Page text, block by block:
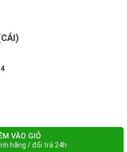
VÀO GIỎ
hãng / đổi trả 24h